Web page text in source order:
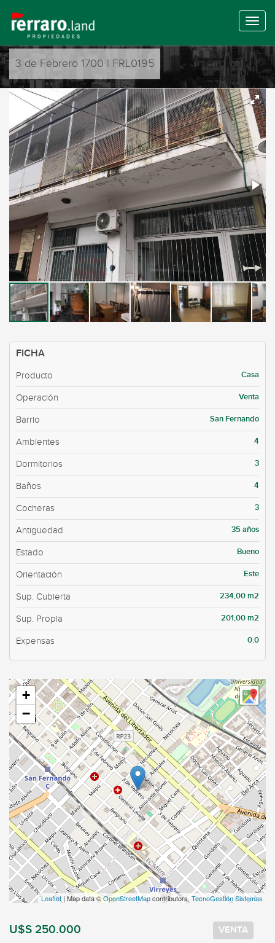
3 de Febrero 1700 | FRL0195
FICHA
Producto Casa
Operación Venta
Barrio San Fernando
Ambientes 4
Dormitorios 3
Baños 4
Cocheras 3
Antigüedad 35 años
Estado Bueno
Orientación Este
Sup. Cubierta 234,00 m2
Sup. Propia 201,00 m2
Expensas 0.0
+
−
Leaflet | Map data ©OpenStreetMapcontributors, TecnoGestión Sistemas
U$S 250.000 VENTA